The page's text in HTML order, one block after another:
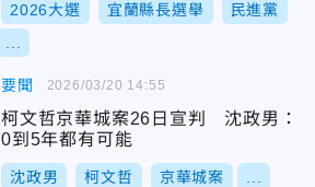
2026大選 宜蘭縣長選舉 民進黨
要聞
柯文哲京華城案26日宣判 沈政男：
0到5年都有可能
沈政男 柯文哲 京華城案
2026/03/20 14:55